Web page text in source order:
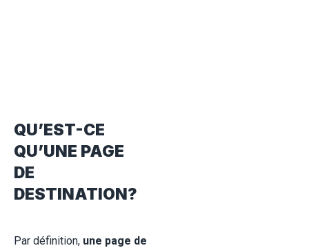
QU’EST-CE
QU’UNE PAGE
DE
DESTINATION?
Par définition, une page de